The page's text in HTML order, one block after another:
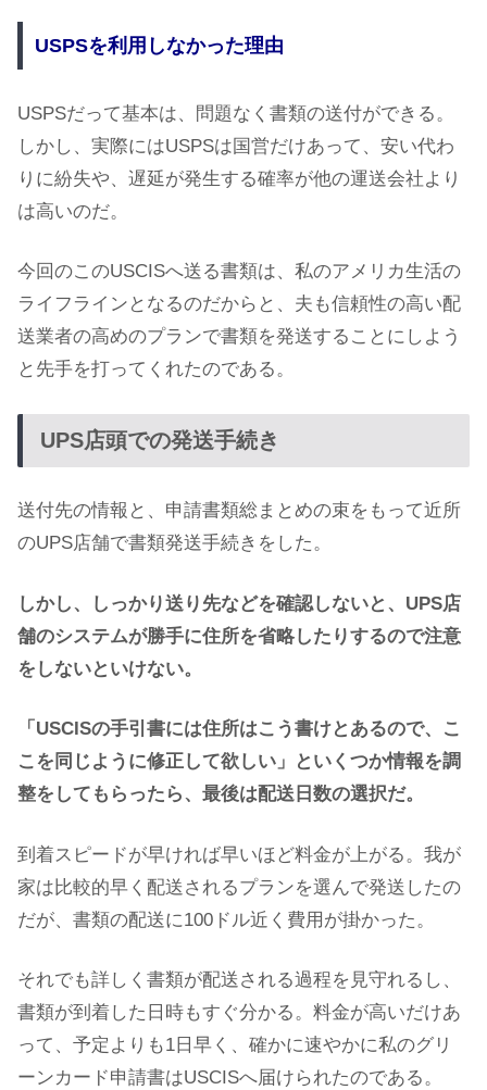
USPSを利用しなかった理由
USPSだって基本は、問題なく書類の送付ができる。
しかし、実際にはUSPSは国営だけあって、安い代わ
りに紛失や、遅延が発生する確率が他の運送会社より
は高いのだ。
今回のこのUSCISへ送る書類は、私のアメリカ生活の
ライフラインとなるのだからと、夫も信頼性の高い配
送業者の高めのプランで書類を発送することにしよう
と先手を打ってくれたのである。
UPS店頭での発送手続き
送付先の情報と、申請書類総まとめの束をもって近所
のUPS店舗で書類発送手続きをした。
しかし、しっかり送り先などを確認しないと、UPS店
舗のシステムが勝手に住所を省略したりするので注意
をしないといけない。
「USCISの手引書には住所はこう書けとあるので、こ
こを同じように修正して欲しい」といくつか情報を調
整をしてもらったら、最後は配送日数の選択だ。
到着スピードが早ければ早いほど料金が上がる。我が
家は比較的早く配送されるプランを選んで発送したの
だが、書類の配送に100ドル近く費用が掛かった。
それでも詳しく書類が配送される過程を見守れるし、
書類が到着した日時もすぐ分かる。料金が高いだけあ
って、予定よりも1日早く、確かに速やかに私のグリ
ーンカード申請書はUSCISへ届けられたのである。